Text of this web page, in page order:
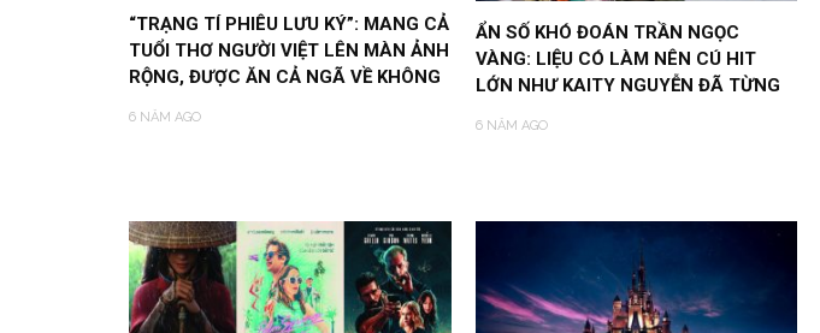
“TRẠNG TÍ PHIÊU LƯU KÝ”: MANG CẢ
TUỔI THƠ NGƯỜI VIỆT LÊN MÀN ẢNH
RỘNG, ĐƯỢC ĂN CẢ NGÃ VỀ KHÔNG
6 NĂM AGO
ẨN SỐ KHÓ ĐOÁN TRẦN NGỌC
VÀNG: LIỆU CÓ LÀM NÊN CÚ HIT
LỚN NHƯ KAITY NGUYỄN ĐÃ TỪNG
6 NĂM AGO